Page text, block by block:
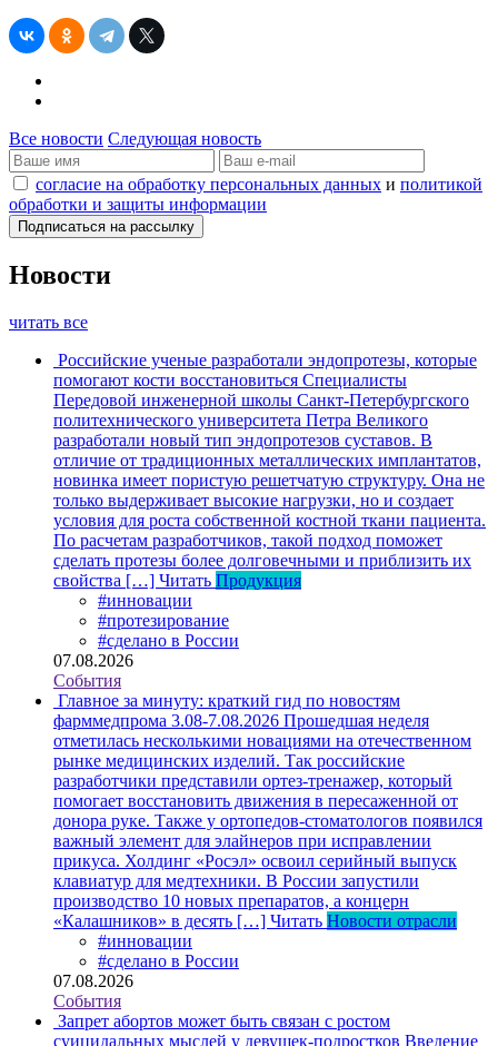
Все новости Следующая новость
согласие на обработку персональных данных и политикой
обработки и защиты информации
Новости
читать все
Российские ученые разработали эндопротезы, которые
помогают кости восстановиться Специалисты
Передовой инженерной школы Санкт-Петербургского
политехнического университета Петра Великого
разработали новый тип эндопротезов суставов. В
отличие от традиционных металлических имплантатов,
новинка имеет пористую решетчатую структуру. Она не
только выдерживает высокие нагрузки, но и создает
условия для роста собственной костной ткани пациента.
По расчетам разработчиков, такой подход поможет
сделать протезы более долговечными и приблизить их
свойства […] Читать Продукция
#инновации
#протезирование
#сделано в России
07.08.2026
События
Главное за минуту: краткий гид по новостям
фарммедпрома 3.08-7.08.2026 Прошедшая неделя
отметилась несколькими новациями на отечественном
рынке медицинских изделий. Так российские
разработчики представили ортез-тренажер, который
помогает восстановить движения в пересаженной от
донора руке. Также у ортопедов-стоматологов появился
важный элемент для элайнеров при исправлении
прикуса. Холдинг «Росэл» освоил серийный выпуск
клавиатур для медтехники. В России запустили
производство 10 новых препаратов, а концерн
«Калашников» в десять […] Читать Новости отрасли
#инновации
#сделано в России
07.08.2026
События
Запрет абортов может быть связан с ростом
суицидальных мыслей у девушек-подростков Введение